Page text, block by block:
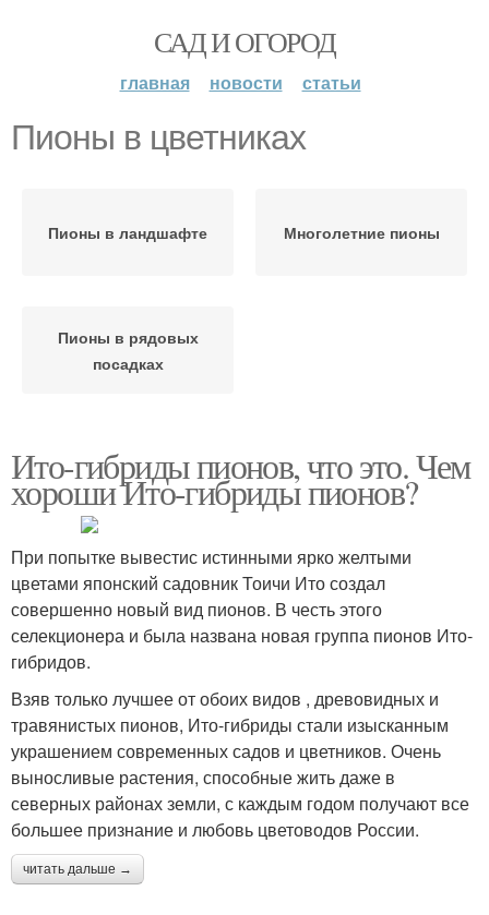
САД И ОГОРОД
главная новости статьи
Пионы в цветниках
Пионы в ландшафте Многолетние пионы
Пионы в рядовых
посадках
Ито-гибриды пионов, что это. Чем
хороши Ито-гибриды пионов?
При попытке вывестис истинными ярко желтыми
цветами японский садовник Тоичи Ито создал
совершенно новый вид пионов. В честь этого
селекционера и была названа новая группа пионов Ито-
гибридов.
Взяв только лучшее от обоих видов , древовидных и
травянистых пионов, Ито-гибриды стали изысканным
украшением современных садов и цветников. Очень
выносливые растения, способные жить даже в
северных районах земли, с каждым годом получают все
большее признание и любовь цветоводов России.
читать дальше →